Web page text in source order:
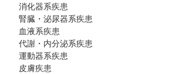
消化器系疾患
腎臓・泌尿器系疾患
血液系疾患
代謝・内分泌系疾患
運動器系疾患
皮膚疾患